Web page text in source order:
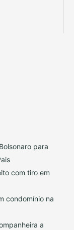
para
com tiro em
condomínio na
a